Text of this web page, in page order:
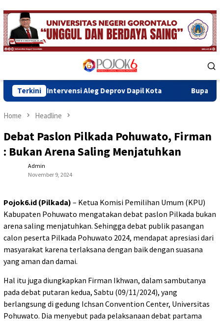
Skip
to
content
Menu
Terkini
Aleg Deprov Dapil Kota Bupati Sofyan Teken
Home Headline
Debat Paslon Pilkada Pohuwato, Firman
: Bukan Arena Saling Menjatuhkan
Admin
November 9, 2024
Pojok6.id (Pilkada) – Ketua Komisi Pemilihan Umum (KPU)
Kabupaten Pohuwato mengatakan debat paslon Pilkada bukan
arena saling menjatuhkan. Sehingga debat publik pasangan
calon peserta Pilkada Pohuwato 2024, mendapat apresiasi dari
masyarakat karena terlaksana dengan baik dengan suasana
yang aman dan damai.
Hal itu juga diungkapkan Firman Ikhwan, dalam sambutanya
pada debat putaran kedua, Sabtu (09/11/2024), yang
berlangsung di gedung Ichsan Convention Center, Universitas
Pohuwato. Dia menyebut pada pelaksanaan debat partama